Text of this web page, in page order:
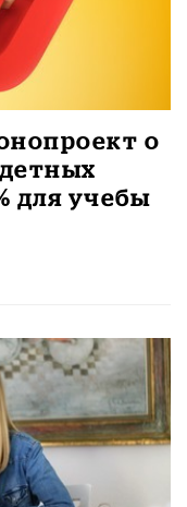
о
для учебы